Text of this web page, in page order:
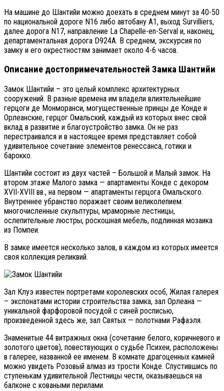
На машине до Шантийи можно доехать в среднем минут за 40-50
по национальной дороге N16 либо автобану A1, выход Survilliers,
далее дорога N17, направление La Chapelle-en-Serval и, наконец,
департаментальная дорога D924A. В среднем, экскурсия по
замку и его окрестностям занимает около 4-6 часов.
Описание достопримечательностей Замка Шантийи
Замок Шантийи – это целый комплекс архитектурных
сооружений. В разные времена им владели влиятельнейшие
герцоги де Монморанси, могущественные принцы де Конде и
Орлеанские, герцог Омальский, каждый из которых внес свой
вклад в развитие и благоустройство замка. Он не раз
перестраивался и в настоящее время представляет собой
удивительное сочетание элементов ренессанса, готики и
барокко.
Шантийи состоит из двух частей – Большой и Малый замок. На
втором этаже Малого замка — апартаменты Конде с декором
XVII-XVIII вв., на первом — апартаменты герцога Омальского.
Внутреннее убранство поражает своим великолепием:
многочисленные скульптуры, мраморные лестницы,
ослепительные люстры, роскошная мебель, подлинная мозаика
из Помпеи.
В замке имеется несколько залов, в каждом из которых имеется
своя коллекция реликвий.
Зал Клуэ известен портретами королевских особ, Жилая галерея
– экспонатами истории строительства замка, зал Орлеана —
уникальной фарфоровой посудой с синей росписью,
произведенной здесь же, зал Святых — полотнами Рафаэля.
Знаменитые 44 витражных окна (сочетание белого, коричневого и
золотого цветов), повествующих о судьбе Психеи, расположены
в галерее, названной ее именем. В комнате драгоценных камней
можно увидеть Розовый алмаз из трости Конде. Спустившись по
ступенькам удивительной Лестницы чести, оказываешься на
балконе с коваными перилами.